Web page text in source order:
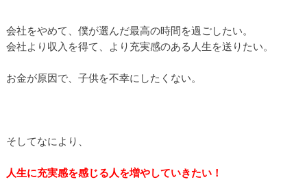
会社をやめて、僕が選んだ最高の時間を過ごしたい。
会社より収入を得て、より充実感のある人生を送りたい。
お金が原因で、子供を不幸にしたくない。
そしてなにより、
人生に充実感を感じる人を増やしていきたい！